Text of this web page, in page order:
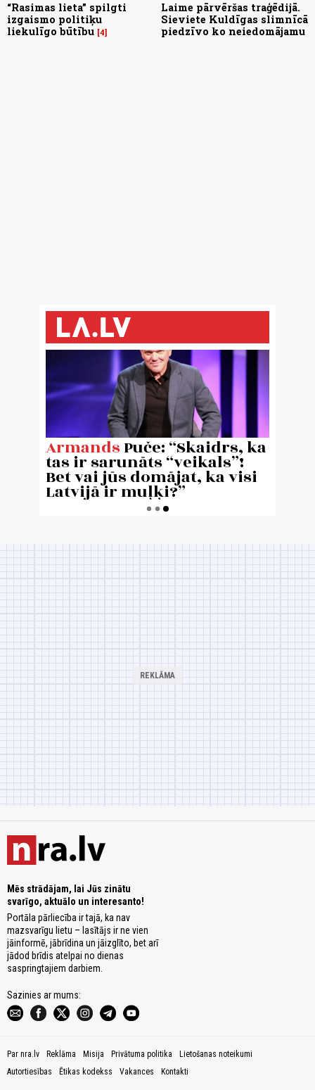
“Rasimas lieta” spilgti
izgaismo politiķu
liekulīgo būtību 4
Laime pārvēršas traģēdijā.
Sieviete Kuldīgas slimnīcā
piedzīvo ko neiedomājamu
Mēs strādājam, lai Jūs zinātu
svarīgo, aktuālo un interesanto!
Portāla pārliecība ir tajā, ka nav
mazsvarīgu lietu – lasītājs ir ne vien
jāinformē, jābrīdina un jāizglīto, bet arī
jādod brīdis atelpai no dienas
saspringtajiem darbiem.
Sazinies ar mums:
Par nra.lv Reklāma Misija Privātuma politika
Lietošanas noteikumi
Autortiesības
Ētikas kodekss Vakances Kontakti